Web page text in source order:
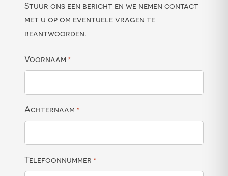
Stuur ons een bericht en we nemen contact
met u op om eventuele vragen te
beantwoorden.
Voornaam *
Achternaam *
Telefoonnummer *